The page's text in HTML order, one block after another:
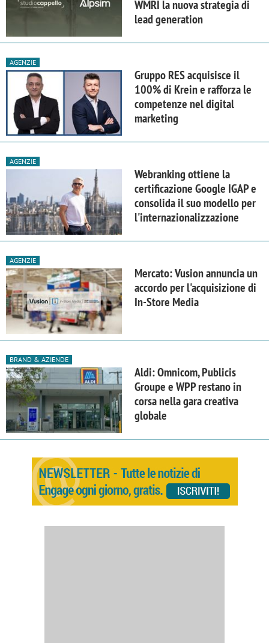
WMRI la nuova strategia di
lead generation
AGENZIE
Gruppo RES acquisisce il
100% di Krein e rafforza le
competenze nel digital
marketing
AGENZIE
Webranking ottiene la
certificazione Google IGAP e
consolida il suo modello per
l'internazionalizzazione
AGENZIE
Mercato: Vusion annuncia un
accordo per l'acquisizione di
In-Store Media
BRAND & AZIENDE
Aldi: Omnicom, Publicis
Groupe e WPP restano in
corsa nella gara creativa
globale